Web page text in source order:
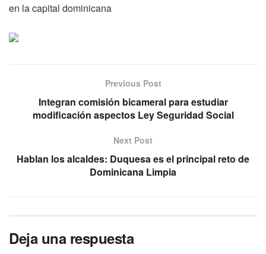
en la capital dominicana
Previous Post
Integran comisión bicameral para estudiar
modificación aspectos Ley Seguridad Social
Next Post
Hablan los alcaldes: Duquesa es el principal reto de
Dominicana Limpia
Deja una respuesta